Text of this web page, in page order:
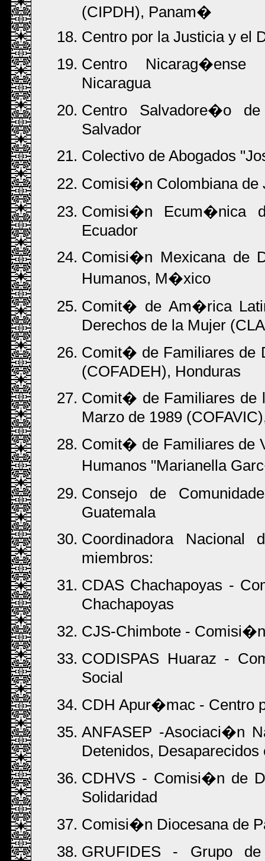
(CIPDH), Panam�
Centro por la Justicia y el
Centro Nicarag�ense
Nicaragua
Centro Salvadore�o
Salvador
Colectivo de Abogados
Comisi�n Colombiana de
Comisi�n Ecum�nica
Ecuador
Comisi�n Mexicana de
Humanos, M�xico
Comit� de Am�rica
Derechos de la Mujer
Comit� de Familiares de
(COFADEH), Honduras
Comit� de Familiares de
Marzo de 1989
Comit� de Familiares de
Humanos "Marianella
Consejo de
Guatemala
Coordinadora
miembros:
CDAS Chachapoyas -
Chachapoyas
CJS-Chimbote -
CODISPAS Huaraz -
Social
CDH Apur�mac - Centro
ANFASEP -Asociaci�n
Detenidos,
CDHVS - Comisi�n de
Solidaridad
Comisi�n Diocesana de
GRUFIDES - Grupo